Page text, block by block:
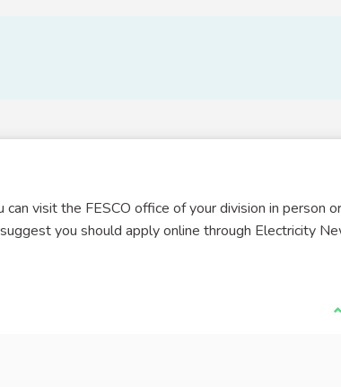
visit the FESCO office of your division in person
you should apply online through Electricity